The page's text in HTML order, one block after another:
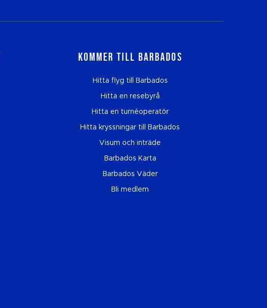
Kommer till Barbados
Hitta flyg till Barbados
Hitta en resebyrå
Hitta en turnéoperatör
Hitta kryssningar till Barbados
Visum och inträde
Barbados Karta
Barbados Väder
Bli medlem